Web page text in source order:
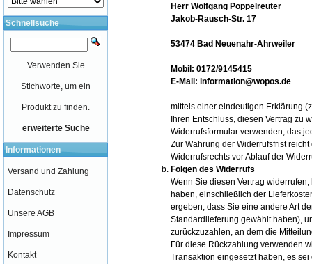
Herr Wolfgang Poppelreuter
Jakob-Rausch-Str. 17
53474 Bad Neuenahr-Ahrweiler
Mobil: 0172/9145415
E-Mail: information@wopos.de
mittels einer eindeutigen Erklärung
Ihren Entschluss, diesen Vertrag zu
Widerrufsformular verwenden, das
Zur Wahrung der Widerrufsfrist
Widerrufsrechts vor Ablauf der
Folgen des Widerrufs
Wenn Sie diesen Vertrag
haben, einschließlich der
ergeben, dass Sie eine andere Art
Standardlieferung gewählt haben),
zurückzuzahlen, an dem die
Für diese Rückzahlung verwenden
Transaktion eingesetzt haben, es
Schnellsuche
Verwenden Sie
Stichworte, um ein
Produkt zu finden.
erweiterte Suche
Informationen
Versand und Zahlung
Datenschutz
Unsere AGB
Impressum
Kontakt